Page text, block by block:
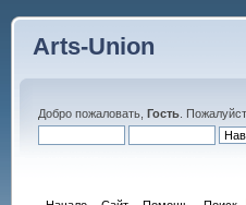
Arts-Union
Добро пожаловать, Гость.